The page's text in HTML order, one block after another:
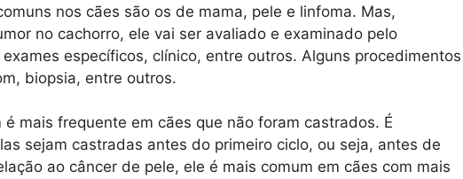
nos cães são os de mama, pele e linfoma. Mas,
no cachorro, ele vai ser avaliado e examinado pelo
específicos, clínico, entre outros. Alguns procedimentos
biopsia, entre outros.
mais frequente em cães que não foram castrados. É
sejam castradas antes do primeiro ciclo, ou seja, antes de
ao câncer de pele, ele é mais comum em cães com mais